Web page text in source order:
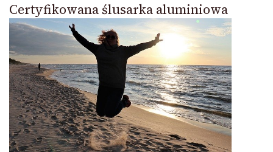
Certyfikowana ślusarka aluminiowa